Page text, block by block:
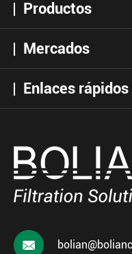
Productos
Mercados
Enlaces rápidos
